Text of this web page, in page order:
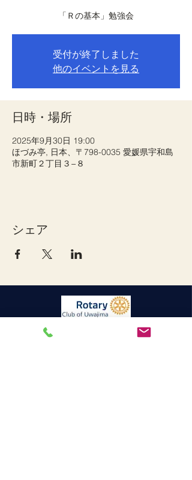
「Ｒの基本」勉強会
受付が終了しました
他のイベントを見る
日時・場所
2025年9月30日 19:00
ほづみ亭, 日本、〒798-0035 愛媛県宇和島
市新町２丁目３−８
シェア
宇和島ロータリークラブ